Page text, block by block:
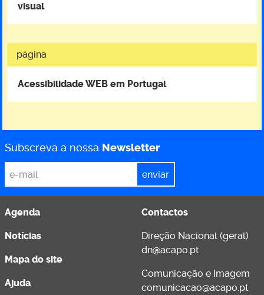
visual
página
Acessibilidade WEB em Portugal
Subscreva a nossa Newsletter
Email*
Agenda
Notícias
Mapa do site
Ajuda
Contactos
Direção Nacional (geral)
dn@acapo.pt
Comunicação e Imagem
comunicacao@acapo.pt